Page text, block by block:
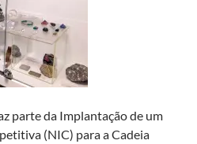
parte da Implantação de um
(NIC) para a Cadeia